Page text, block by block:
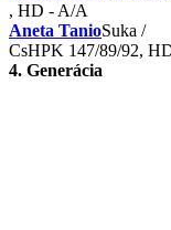
, HD - A/A
Aneta TanioSuka /
CsHPK 147/89/92,
4. Generácia